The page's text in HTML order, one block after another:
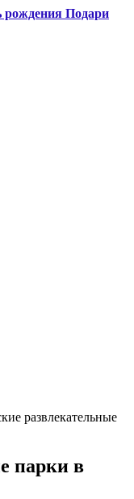
рождения Подари
развлекательные
парки в